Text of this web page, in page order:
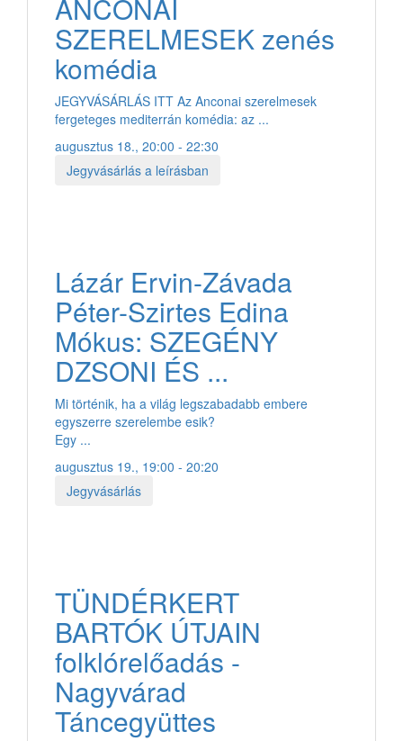
ANCONAI
SZERELMESEK zenés
komédia
JEGYVÁSÁRLÁS ITT Az Anconai szerelmesek
fergeteges mediterrán komédia: az ...
augusztus 18., 20:00 - 22:30
Jegyvásárlás a leírásban
Lázár Ervin-Závada
Péter-Szirtes Edina
Mókus: SZEGÉNY
DZSONI ÉS ...
Mi történik, ha a világ legszabadabb embere
egyszerre szerelembe esik?
Egy ...
augusztus 19., 19:00 - 20:20
Jegyvásárlás
TÜNDÉRKERT
BARTÓK ÚTJAIN
folklórelőadás -
Nagyvárad
Táncegyüttes